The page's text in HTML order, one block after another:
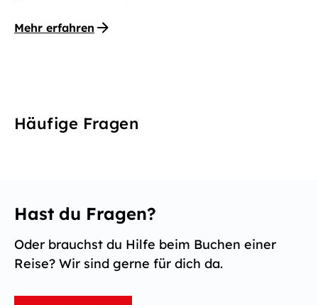
Mehr erfahren
Häufige Fragen
Hast du Fragen?
Oder brauchst du Hilfe beim Buchen einer
Reise? Wir sind gerne für dich da.